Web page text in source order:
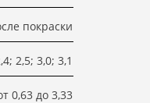
покраски
2,5; 3,0; 3,1
0,63 до 3,33